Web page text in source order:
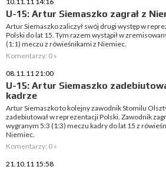
U-15: Artur Siemaszko zagrał z
Artur Siemaszko zaliczył swój drugi występ w
Polski do lat 15. Tym razem wystąpił w
(1:1) meczu z rówieśnikami z Niemiec.
Komentarzy: 0 »
08.11.11 21:00
U-15: Artur Siemaszko
kadrze
Artur Siemaszko to kolejny zawodnik Stomilu
zadebiutował w reprezentacji Polski. Zawodnik
wygranym 5:3 (1:3) meczu kadry do lat 15 z
Niemiec.
Komentarzy: 0 »
21.10.11 15:58